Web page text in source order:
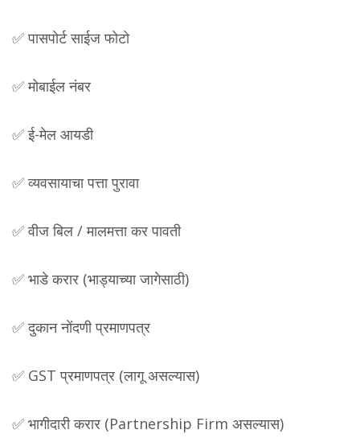
✅ पासपोर्ट साईज फोटो
✅ मोबाईल नंबर
✅ ई-मेल आयडी
✅ व्यवसायाचा पत्ता पुरावा
✅ वीज बिल / मालमत्ता कर पावती
✅ भाडे करार (भाड्याच्या जागेसाठी)
✅ दुकान नोंदणी प्रमाणपत्र
✅ GST प्रमाणपत्र (लागू असल्यास)
✅ भागीदारी करार (Partnership Firm असल्यास)